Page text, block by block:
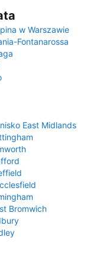
w Warszawie
Fontanarossa
East Midlands
Bromwich